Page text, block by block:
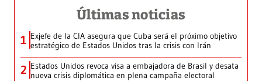
Últimas noticias
1 Exjefe de la CIA asegura que Cuba será el próximo objetivo
estratégico de Estados Unidos tras la crisis con Irán
2 Estados Unidos revoca visa a embajadora de Brasil y desata
nueva crisis diplomática en plena campaña electoral